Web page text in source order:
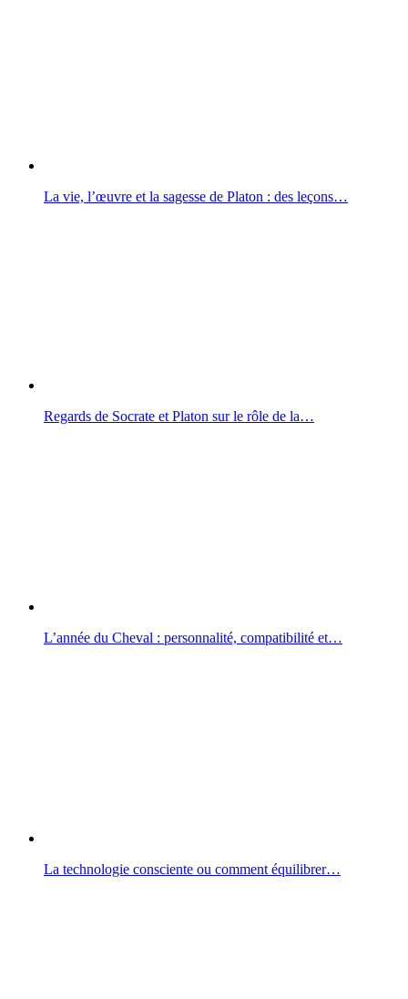
La vie, l’œuvre et la sagesse de Platon : des leçons…
Regards de Socrate et Platon sur le rôle de la…
L’année du Cheval : personnalité, compatibilité et…
La technologie consciente ou comment équilibrer…